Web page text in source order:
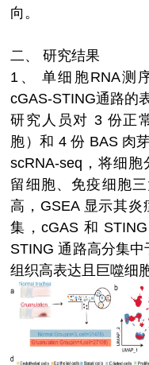
向。
二、研究结果
1、单细胞RNA测
cGAS-STING通路的
研究人员对 3 份正
胞）和 4 份 BAS 肉
scRNA-seq，将细
留细胞、免疫细胞
高，GSEA 显示其炎
集，cGAS 和
STING 通路高分集
组织高表达且巨噬细